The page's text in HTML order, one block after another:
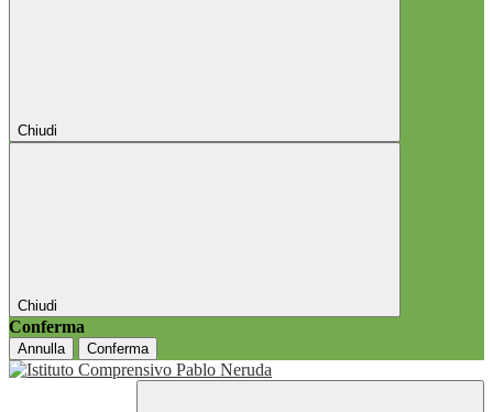
Chiudi
Chiudi
Conferma
Annulla Conferma